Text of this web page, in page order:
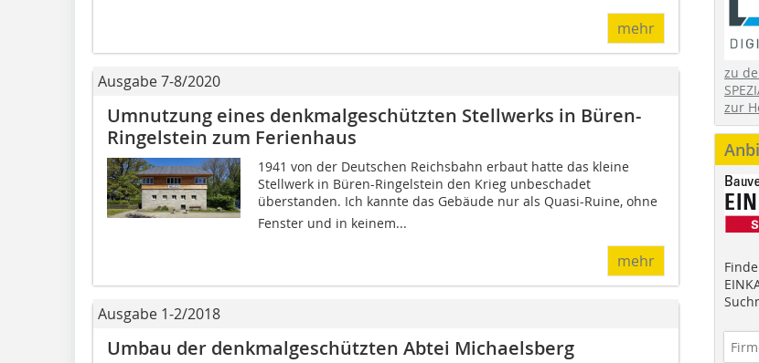
mehr
Ausgabe 7-8/2020
Umnutzung eines denkmalgeschützten Stellwerks in Büren-
Ringelstein zum Ferienhaus
1941 von der Deutschen Reichsbahn erbaut hatte das kleine
Stellwerk in Büren-Ringelstein den Krieg unbeschadet
überstanden. Ich kannte das Gebäude nur als Quasi-Ruine, ohne
Fenster und in keinem...
mehr
Ausgabe 1-2/2018
Umbau der denkmalgeschützten Abtei Michaelsberg
zu
zur